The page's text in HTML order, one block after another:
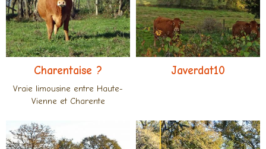
Charentaise ?
Vraie limousine entre Haute-
Vienne et Charente
Javerdat10